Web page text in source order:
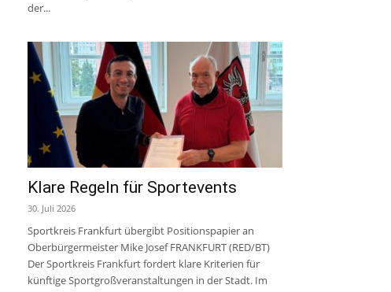
der...
Klare Regeln für Sportevents
30. Juli 2026
Sportkreis Frankfurt übergibt Positionspapier an
Oberbürgermeister Mike Josef FRANKFURT (RED/BT)
Der Sportkreis Frankfurt fordert klare Kriterien für
künftige Sportgroßveranstaltungen in der Stadt. Im